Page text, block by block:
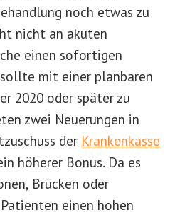
noch etwas zu
nicht an akuten
einen sofortigen
mit einer planbaren
2020 oder später zu
zwei Neuerungen in
der Krankenkasse
höherer Bonus. Da es
Brücken oder
einen hohen